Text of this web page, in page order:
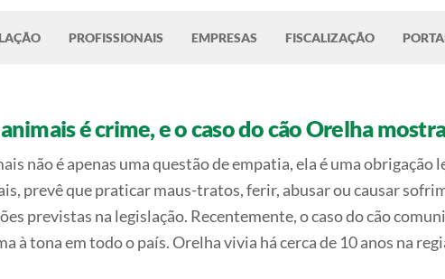
PROFISSIONAIS EMPRESAS FISCALIZAÇÃO
é crime, e o caso do cão Orelha
não é apenas uma questão de empatia, ela é uma obrigação
prevê que praticar maus-tratos, ferir, abusar ou causar
previstas na legislação. Recentemente, o caso do cão
à tona em todo o país. Orelha vivia há cerca de 10 anos na